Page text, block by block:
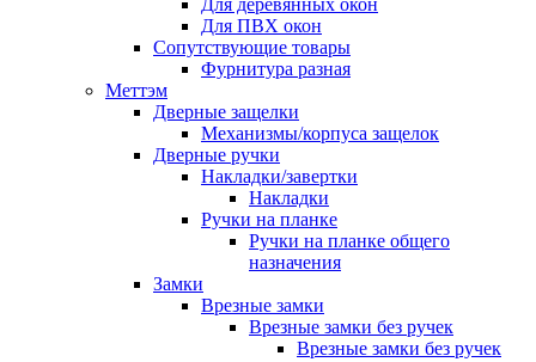
Для деревянных окон
Для ПВХ окон
Сопутствующие товары
Фурнитура разная
Меттэм
Дверные защелки
Механизмы/корпуса защелок
Дверные ручки
Накладки/завертки
Накладки
Ручки на планке
Ручки на планке общего
назначения
Замки
Врезные замки
Врезные замки без ручек
Врезные замки без ручек